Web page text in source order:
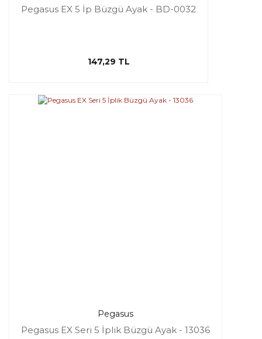
Pegasus EX 5 İp Büzgü Ayak - BD-0032
147,29 TL
Pegasus
Pegasus EX Seri 5 İplik Büzgü Ayak - 13036